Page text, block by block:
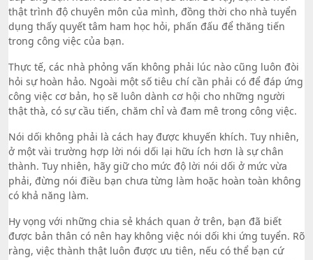
thật trình độ chuyên môn của mình, đồng thời cho nhà tuyển
dụng thấy quyết tâm ham học hỏi, phấn đấu để thăng tiến
trong công việc của bạn.
Thực tế, các nhà phỏng vấn không phải lúc nào cũng luôn đòi
hỏi sự hoàn hảo. Ngoài một số tiêu chí cần phải có để đáp ứng
công việc cơ bản, họ sẽ luôn dành cơ hội cho những người
thật thà, có sự cầu tiến, chăm chỉ và đam mê trong công việc.
Nói dối không phải là cách hay được khuyến khích. Tuy nhiên,
ở một vài trường hợp lời nói dối lại hữu ích hơn là sự chân
thành. Tuy nhiên, hãy giữ cho mức độ lời nói dối ở mức vừa
phải, đừng nói điều bạn chưa từng làm hoặc hoàn toàn không
có khả năng làm.
Hy vọng với những chia sẻ khách quan ở trên, bạn đã biết
được bản thân có nên hay không việc nói dối khi ứng tuyển. Rõ
ràng, việc thành thật luôn được ưu tiên, nếu có thể bạn cứ